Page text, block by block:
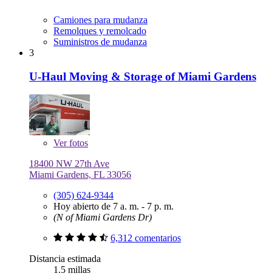
Camiones para mudanza
Remolques y remolcado
Suministros de mudanza
3
U-Haul Moving & Storage of Miami Gardens
Verfotos
18400 NW 27th Ave
Miami Gardens, FL 33056
(305) 624-9344
Hoy abierto de 7 a. m. - 7 p. m.
(N of Miami Gardens Dr)
6,312 comentarios
Distancia estimada
1.5 millas